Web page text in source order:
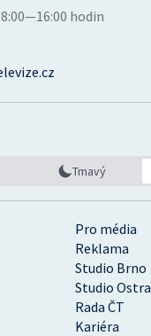
Pro média
Reklama
Studio Brno
Studio
Rada ČT
Kariéra
8:00—16:00 hodin
Tmavý